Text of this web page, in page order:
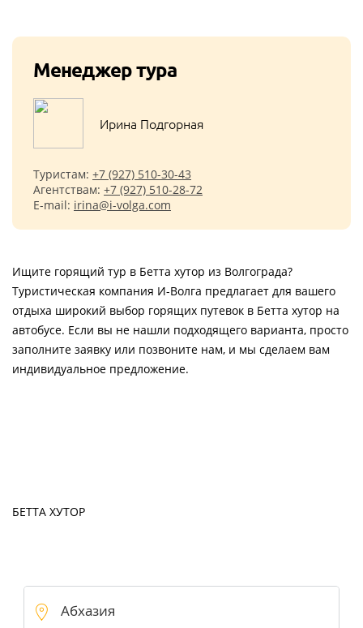
Менеджер тура
Ирина Подгорная
Туристам: +7 (927) 510-30-43
Агентствам: +7 (927) 510-28-72
E-mail: irina@i-volga.com
Ищите горящий тур в Бетта хутор из Волгограда?
Туристическая компания И-Волга предлагает для вашего
отдыха широкий выбор горящих путевок в Бетта хутор на
автобусе. Если вы не нашли подходящего варианта, просто
заполните заявку или позвоните нам, и мы сделаем вам
индивидуальное предложение.
БЕТТА ХУТОР